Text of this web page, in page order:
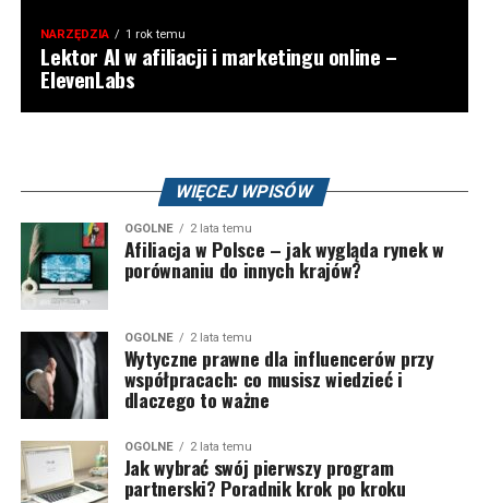
NARZĘDZIA 1 rok temu
Lektor AI w afiliacji i marketingu online –
ElevenLabs
WIĘCEJ WPISÓW
OGÓLNE 2 lata temu
Afiliacja w Polsce – jak wygląda rynek w
porównaniu do innych krajów?
OGÓLNE 2 lata temu
Wytyczne prawne dla influencerów przy
współpracach: co musisz wiedzieć i
dlaczego to ważne
OGÓLNE 2 lata temu
Jak wybrać swój pierwszy program
partnerski? Poradnik krok po kroku